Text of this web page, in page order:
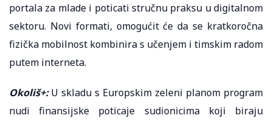
portala za mlade i poticati stručnu praksu u digitalnom
sektoru. Novi formati, omogućit će da se kratkoročna
fizička mobilnost kombinira s učenjem i timskim radom
putem interneta.
Okoliš+:U skladu s Europskim zeleni planom program
nudi finansijske poticaje sudionicima koji biraju